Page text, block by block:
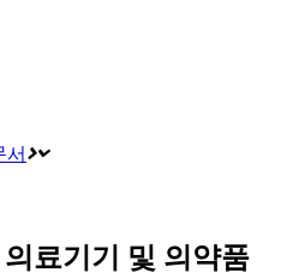
서
료기기 및 의약품